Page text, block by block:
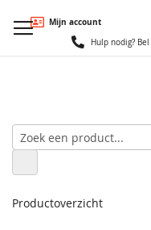
Mijn account
Hulp nodig? Bel
Productoverzicht